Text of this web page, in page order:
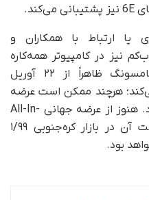
یا ارتباط با همکاران و
نیز در کامپیوتر همه‌کاره
جدیدش تعبیه کرده است. سامسونگ ظاهراً از ۲۲ آوریل
هرچند ممکن است عرضه‌
آن فعلاً به کره‌‌جنوبی محدود شود. هنوز از عرضه‌ جهانی All-In-
One Pro خبری نیست؛ اما قیمت آن در بازار کره‌جنوبی ۱/۹۹